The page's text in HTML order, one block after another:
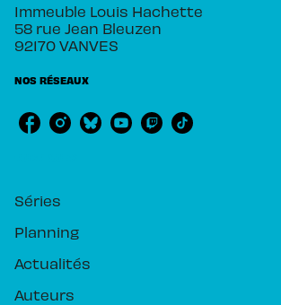
Immeuble Louis Hachette
58 rue Jean Bleuzen
92170 VANVES
NOS RÉSEAUX
Séries
Planning
Actualités
Auteurs